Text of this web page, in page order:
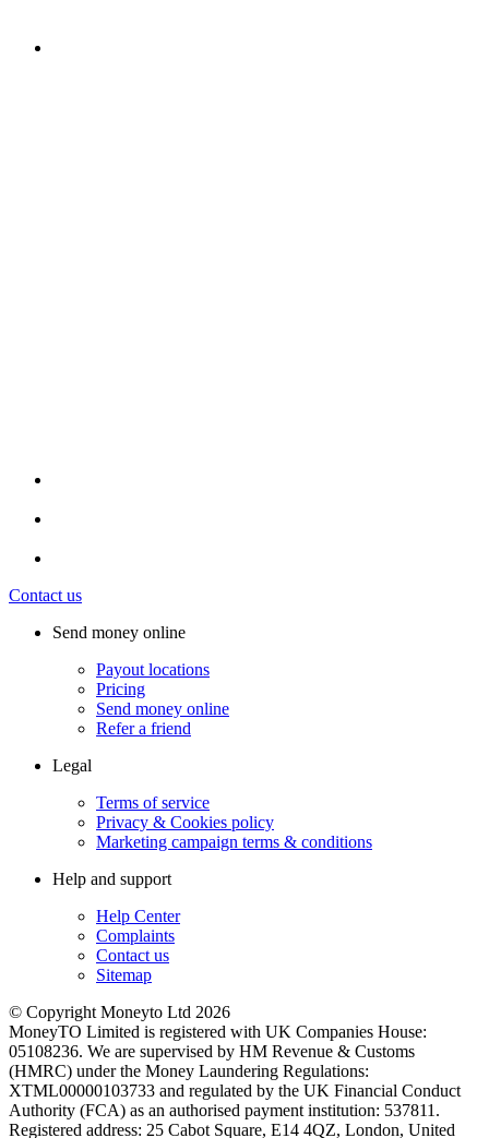
Contact us
Send money online
Payout locations
Pricing
Send money online
Refer a friend
Legal
Terms of service
Privacy & Cookies policy
Marketing campaign terms & conditions
Help and support
Help Center
Complaints
Contact us
Sitemap
© Copyright Moneyto Ltd 2026
MoneyTO Limited is registered with UK Companies House:
05108236. We are supervised by HM Revenue & Customs
(HMRC) under the Money Laundering Regulations:
XTML00000103733 and regulated by the UK Financial Conduct
Authority (FCA) as an authorised payment institution: 537811.
Registered address: 25 Cabot Square, E14 4QZ, London, United